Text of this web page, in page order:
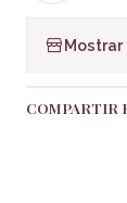
COMPARTIR